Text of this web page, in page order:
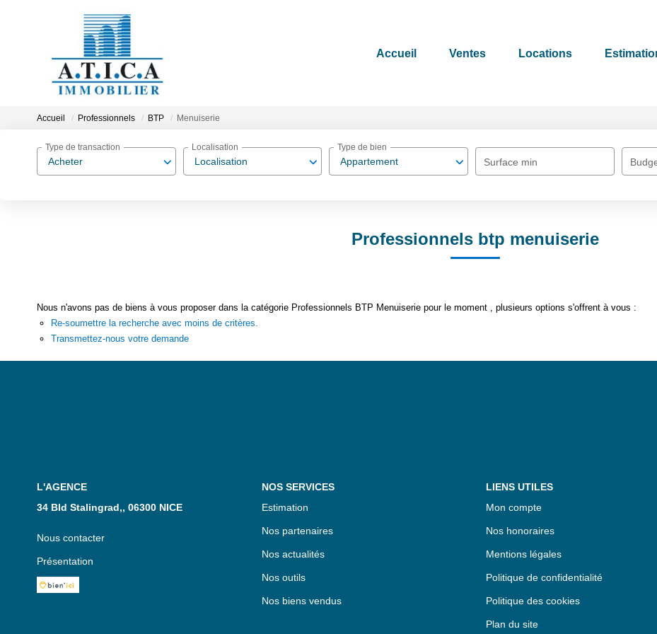
Accueil Ventes Locations
Accueil Professionnels BTP Menuiserie
Acheter
Type de transaction
Localisation
Localisation
Appartement
Type de bien
Surface min
Professionnels btp menuiserie
Nous n'avons pas de biens à vous proposer dans la catégorie Professionnels BTP Menuiserie pour le moment , plusieurs options s'offrent à vous :
Re-soumettre la recherche avec moins de critères.
Transmettez-nous votre demande
L'AGENCE
34 Bld Stalingrad,, 06300 NICE
Nous contacter
Présentation
NOS SERVICES
Estimation
Nos partenaires
Nos actualités
Nos outils
Nos biens vendus
LIENS UTILES
Mon compte
Nos honoraires
Mentions légales
Politique de confidentialité
Politique des cookies
Plan du site